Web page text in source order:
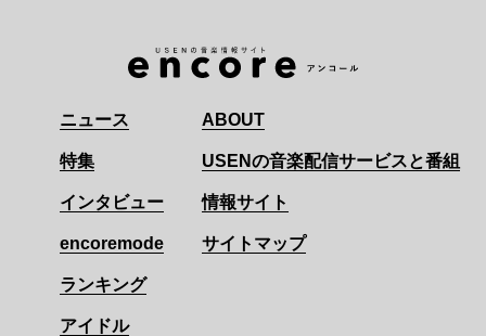
ニュース
特集
インタビュー
encoremode
ランキング
アイドル
ABOUT
USENの音楽配信サービスと番組
情報サイト
サイトマップ